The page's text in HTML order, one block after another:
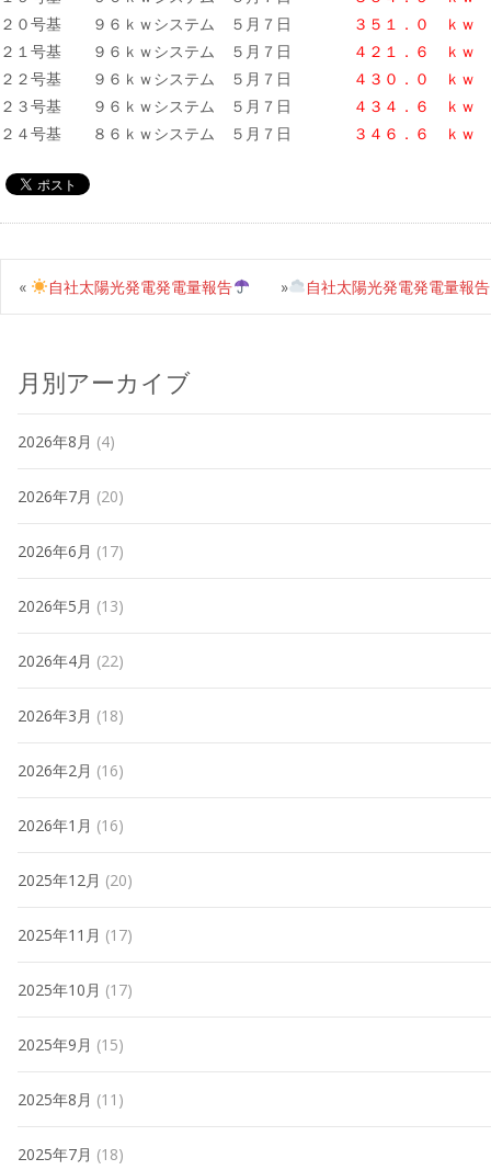
２０号基 ９６ｋｗシステム ５月７日
３５１．０ ｋｗ
２１号基 ９６ｋｗシステム ５月７日
４２１．６ ｋｗ
２２号基 ９６ｋｗシステム ５月７日
４３０．０ ｋｗ
２３号基 ９６ｋｗシステム ５月７日
４３４．６ ｋｗ
２４号基 ８６ｋｗシステム ５月７日
３４６．６ ｋｗ
« 自社太陽光発電発電量報告 自社太陽光発電発電量報告
»
月別アーカイブ
2026年8月 (4)
2026年7月 (20)
2026年6月 (17)
2026年5月 (13)
2026年4月 (22)
2026年3月 (18)
2026年2月 (16)
2026年1月 (16)
2025年12月 (20)
2025年11月 (17)
2025年10月 (17)
2025年9月 (15)
2025年8月 (11)
2025年7月 (18)